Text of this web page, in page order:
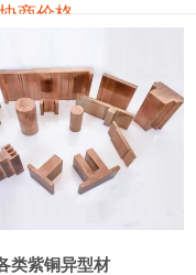
113,970
114,200 400
109,860
商价格
类紫铜异型材